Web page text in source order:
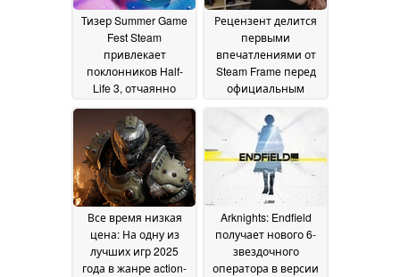
Тизер Summer Game
Fest Steam
привлекает
поклонников Half-
Life 3, отчаянно
25 May 2026
Рецензент делится
первыми
впечатлениями от
Steam Frame перед
официальным
20 May 2026
Все время низкая
цена: На одну из
лучших игр 2025
года в жанре action-
Arknights: Endfield
получает нового 6-
звездочного
оператора в версии